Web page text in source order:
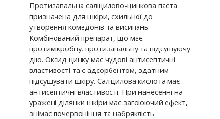
Протизапальна саліцилово-цинкова паста
призначена для шкіри, схильної до
утворення комедонів та висипань.
Комбінований препарат, що має
протимікробну, протизапальну та підсушуючу
дію. Оксид цинку має чудові антисептичні
властивості та є адсорбентом, здатним
підсушувати шкіру. Саліцилова кислота має
антисептичні властивості. При нанесенні на
уражені ділянки шкіри має загоюючий ефект,
знімає почервоніння та набряклість.